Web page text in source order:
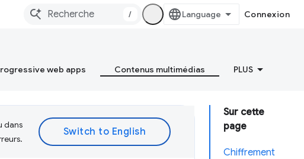
/ Connexion
web apps Contenus multimédias PLUS
Sur cette
page
Chiffrement
dans